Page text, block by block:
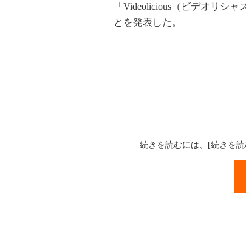
「Videolicious（ビデオリシ
とを発表した。
続きを読むには、[続きを